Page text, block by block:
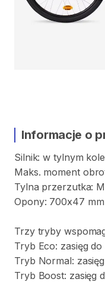
Informacje o
Silnik: w tylnym kole
Maks. moment
Tylna przerzutka:
Opony: 700x47 mm
Trzy tryby
Tryb Eco: zasięg do
Tryb Normal: zasięg
Tryb Boost: zasięg